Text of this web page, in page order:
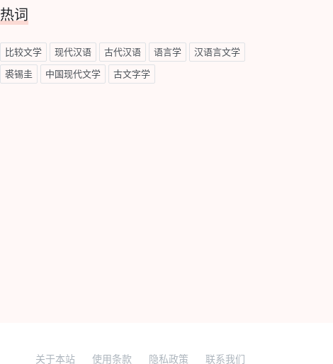
热词
比较文学 现代汉语 古代汉语 语言学 汉语言文学
裘锡圭 中国现代文学 古文字学
关于本站 使用条款 隐私政策 联系我们